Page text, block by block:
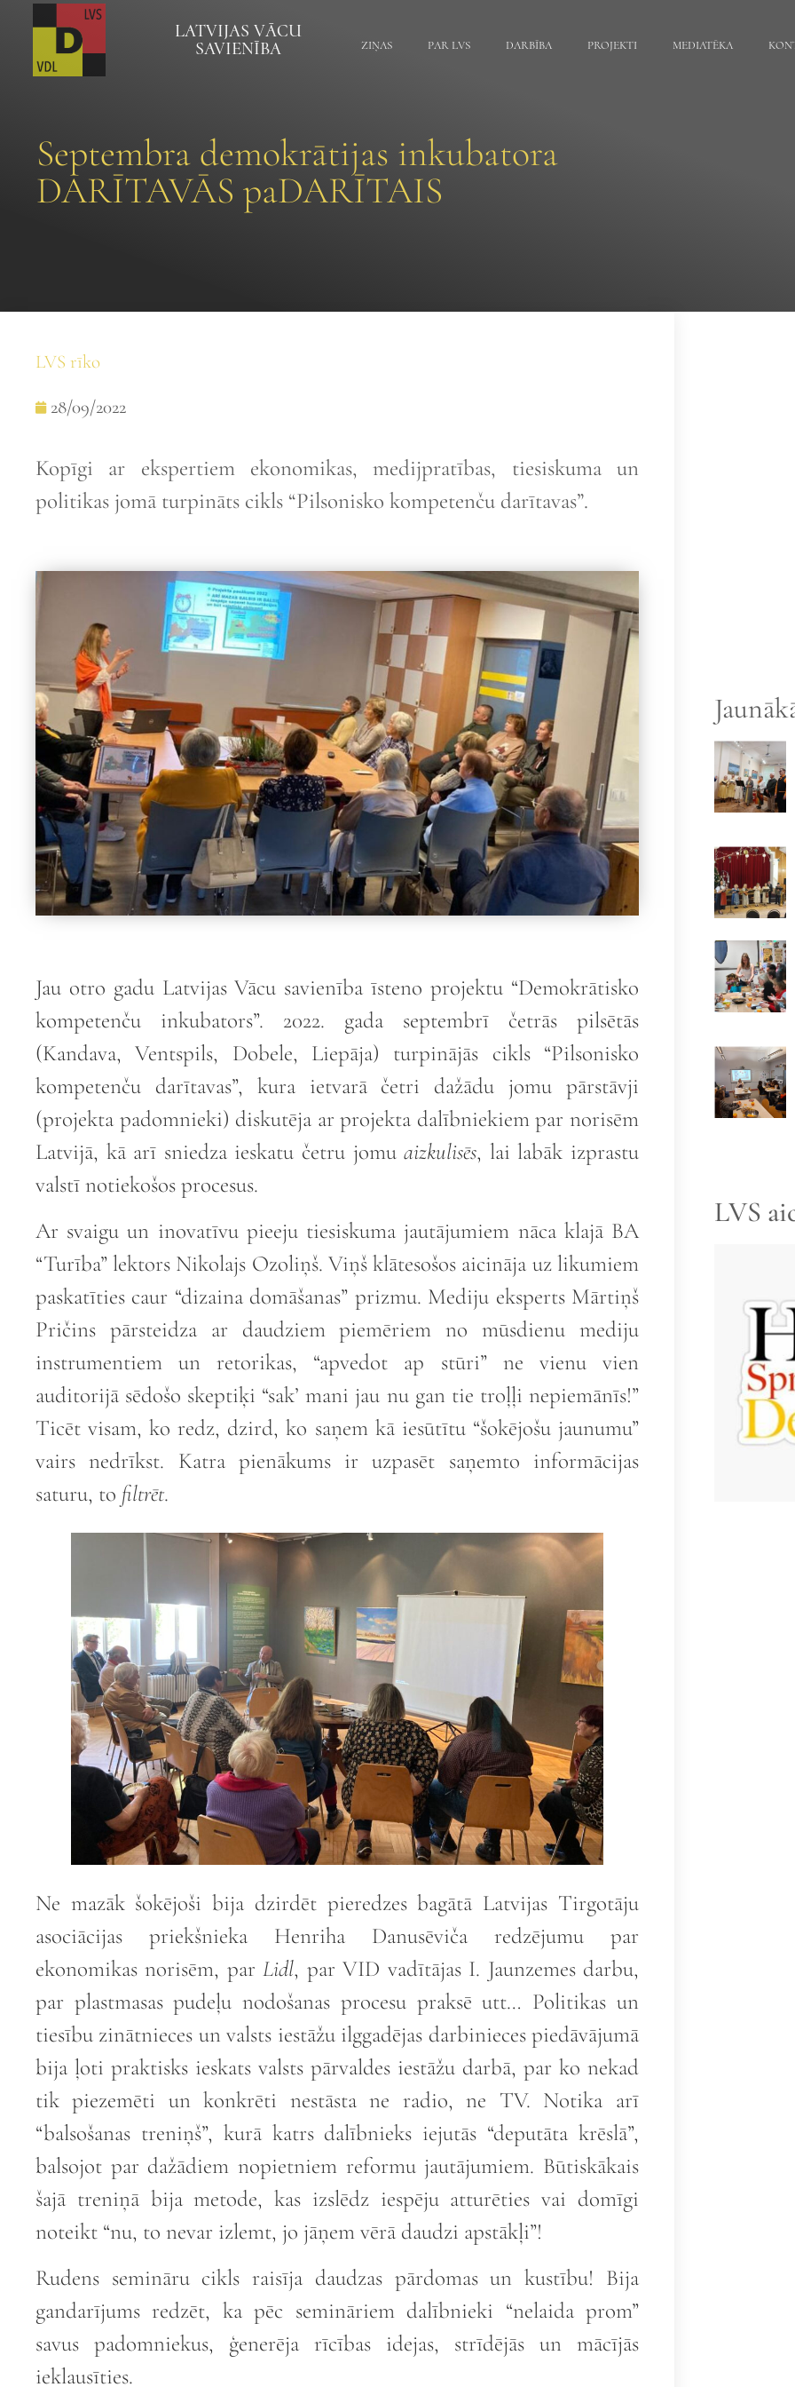
LATVIJAS VĀCU
SAVIENĪBA
ZIŅAS PAR LVS DARBĪBA PROJEKTI MEDIATĒKA
Septembra demokrātijas inkubatora
DARĪTAVĀS paDARĪTAIS
LVS rīko
28/09/2022
Kopīgi ar ekspertiem ekonomikas, medijpratības, tiesiskuma un
politikas jomā turpināts cikls “Pilsonisko kompetenču darītavas”.
Jau otro gadu Latvijas Vācu savienība īsteno projektu “Demokrātisko
kompetenču inkubators”. 2022. gada septembrī četrās pilsētās
(Kandava, Ventspils, Dobele, Liepāja) turpinājās cikls “Pilsonisko
kompetenču darītavas”, kura ietvarā četri dažādu jomu pārstāvji
(projekta padomnieki) diskutēja ar projekta dalībniekiem par norisēm
Latvijā, kā arī sniedza ieskatu četru jomuaizkulisēs, lai labāk izprastu
valstī notiekošos procesus.
Ar svaigu un inovatīvu pieeju tiesiskuma jautājumiem nāca klajā BA
“Turība” lektors Nikolajs Ozoliņš. Viņš klātesošos aicināja uz likumiem
paskatīties caur “dizaina domāšanas” prizmu. Mediju eksperts Mārtiņš
Pričins pārsteidza ar daudziem piemēriem no mūsdienu mediju
instrumentiem un retorikas, “apvedot ap stūri” ne vienu vien
auditorijā sēdošo skeptiķi “sak’ mani jau nu gan tie troļļi nepiemānīs!”
Ticēt visam, ko redz, dzird, ko saņem kā iesūtītu “šokējošu jaunumu”
vairs nedrīkst. Katra pienākums ir uzpasēt saņemto informācijas
saturu, to filtrēt.
Ne mazāk šokējoši bija dzirdēt pieredzes bagātā Latvijas Tirgotāju
asociācijas priekšnieka Henriha Danusēviča redzējumu par
ekonomikas norisēm, parLidl, par VID vadītājas I. Jaunzemes darbu,
par plastmasas pudeļu nodošanas procesu praksē utt… Politikas un
tiesību zinātnieces un valsts iestāžu ilggadējas darbinieces piedāvājumā
bija ļoti praktisks ieskats valsts pārvaldes iestāžu darbā, par ko nekad
tik piezemēti un konkrēti nestāsta ne radio, ne TV. Notika arī
“balsošanas treniņš”, kurā katrs dalībnieks iejutās “deputāta krēslā”,
balsojot par dažādiem nopietniem reformu jautājumiem. Būtiskākais
šajā treniņā bija metode, kas izslēdz iespēju atturēties vai domīgi
noteikt “nu, to nevar izlemt, jo jāņem vērā daudzi apstākļi”!
Rudens semināru cikls raisīja daudzas pārdomas un kustību! Bija
gandarījums redzēt, ka pēc semināriem dalībnieki “nelaida prom”
savus padomniekus, ģenerēja rīcības idejas, strīdējās un mācījās
ieklausīties.
LVS